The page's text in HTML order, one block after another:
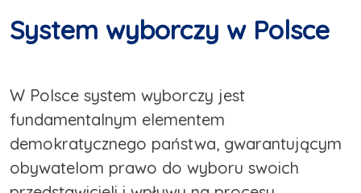
System wyborczy w Polsce
W Polsce system wyborczy jest
fundamentalnym elementem
demokratycznego państwa, gwarantującym
obywatelom prawo do wyboru swoich